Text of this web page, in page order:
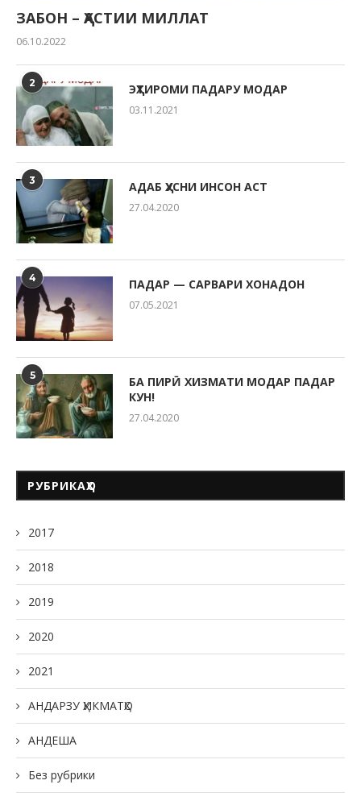
ЗАБОН – ҲАСТИИ МИЛЛАТ
06.10.2022
2 ЭҲТИРОМИ ПАДАРУ МОДАР
03.11.2021
3 АДАБ ҲУСНИ ИНСОН АСТ
27.04.2020
4 ПАДАР — САРВАРИ ХОНАДОН
07.05.2021
5
БА ПИРӢ ХИЗМАТИ МОДАР ПАДАР
КУН!
27.04.2020
РУБРИКАҲО
2017
2018
2019
2020
2021
АНДАРЗУ ҲИКМАТҲО
АНДЕША
Без рубрики